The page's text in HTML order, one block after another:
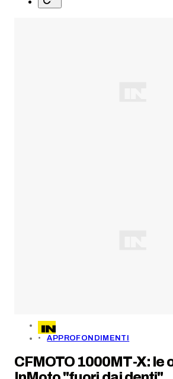
APPROFONDIMENTI
CFMOTO 1000MT-X: le